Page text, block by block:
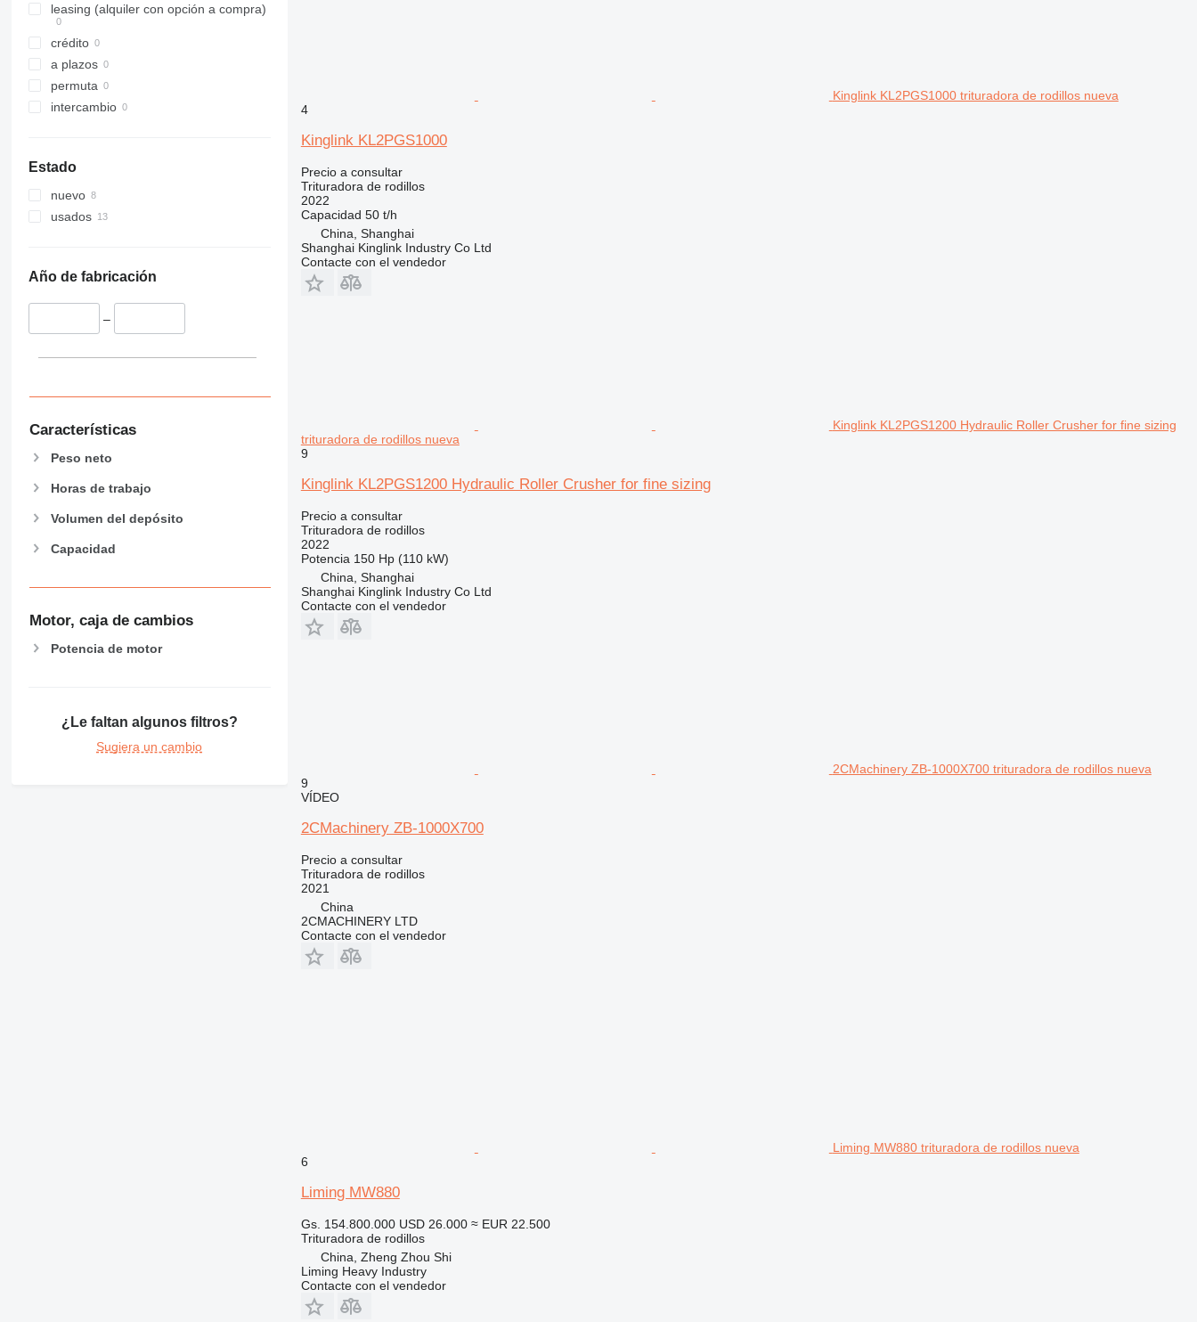
leasing (alquiler con opción a compra)
crédito
a plazos
permuta
intercambio
Estado
nuevo
usados
Año de fabricación
–
Características
Peso neto
Horas de trabajo
Volumen del depósito
Capacidad
Motor, caja de cambios
Potencia de motor
¿Le faltan algunos filtros?
Sugiera un cambio
Kinglink KL2PGS1000 trituradora de rodillos nueva
4
Kinglink KL2PGS1000
Precio a consultar
Trituradora de rodillos
2022
Capacidad 50 t/h
China, Shanghai
Shanghai Kinglink Industry Co Ltd
Contacte con el vendedor
Kinglink KL2PGS1200 Hydraulic Roller Crusher for fine sizing
trituradora de rodillos nueva
9
Kinglink KL2PGS1200 Hydraulic Roller Crusher for fine sizing
Precio a consultar
Trituradora de rodillos
2022
Potencia 150 Hp (110 kW)
China, Shanghai
Shanghai Kinglink Industry Co Ltd
Contacte con el vendedor
2CMachinery ZB-1000X700 trituradora de rodillos nueva
9
VÍDEO
2CMachinery ZB-1000X700
Precio a consultar
Trituradora de rodillos
2021
China
2CMACHINERY LTD
Contacte con el vendedor
Liming MW880 trituradora de rodillos nueva
6
Liming MW880
Gs. 154.800.000 USD 26.000 ≈ EUR 22.500
Trituradora de rodillos
China, Zheng Zhou Shi
Liming Heavy Industry
Contacte con el vendedor